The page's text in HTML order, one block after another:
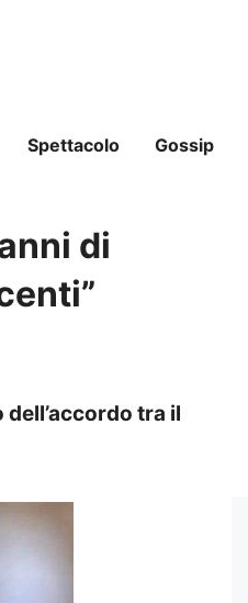
Spettacolo Gossip
di
tra il